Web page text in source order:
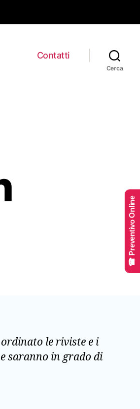
Contatti
Cerca
le riviste e i
saranno in grado di
☎ Preventivo Online